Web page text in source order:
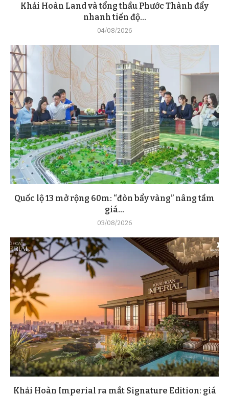
Khải Hoàn Land và tổng thầu Phước Thành đẩy
nhanh tiến độ...
04/08/2026
Quốc lộ 13 mở rộng 60m: “đòn bẩy vàng” nâng tầm
giá...
03/08/2026
Khải Hoàn Imperial ra mắt Signature Edition: giá